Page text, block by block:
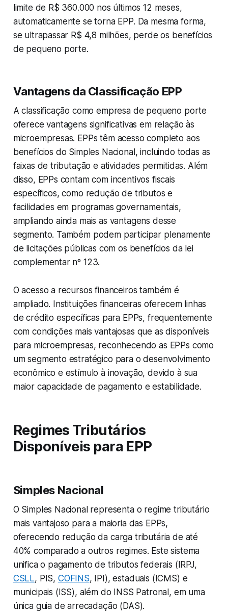
limite de R$ 360.000 nos últimos 12 meses,
automaticamente se torna EPP. Da mesma forma,
se ultrapassar R$ 4,8 milhões, perde os benefícios
de pequeno porte.
Vantagens da Classificação EPP
A classificação como empresa de pequeno porte
oferece vantagens significativas em relação às
microempresas. EPPs têm acesso completo aos
benefícios do Simples Nacional, incluindo todas as
faixas de tributação e atividades permitidas. Além
disso, EPPs contam com incentivos fiscais
específicos, como redução de tributos e
facilidades em programas governamentais,
ampliando ainda mais as vantagens desse
segmento. Também podem participar plenamente
de licitações públicas com os benefícios da lei
complementar nº 123.
O acesso a recursos financeiros também é
ampliado. Instituições financeiras oferecem linhas
de crédito específicas para EPPs, frequentemente
com condições mais vantajosas que as disponíveis
para microempresas, reconhecendo as EPPs como
um segmento estratégico para o desenvolvimento
econômico e estímulo à inovação, devido à sua
maior capacidade de pagamento e estabilidade.
Regimes Tributários
Disponíveis para EPP
Simples Nacional
O Simples Nacional representa o regime tributário
mais vantajoso para a maioria das EPPs,
oferecendo redução da carga tributária de até
40% comparado a outros regimes. Este sistema
unifica o pagamento de tributos federais (IRPJ,
CSLL, PIS, COFINS, IPI), estaduais (ICMS) e
municipais (ISS), além do INSS Patronal, em uma
única guia de arrecadação (DAS).